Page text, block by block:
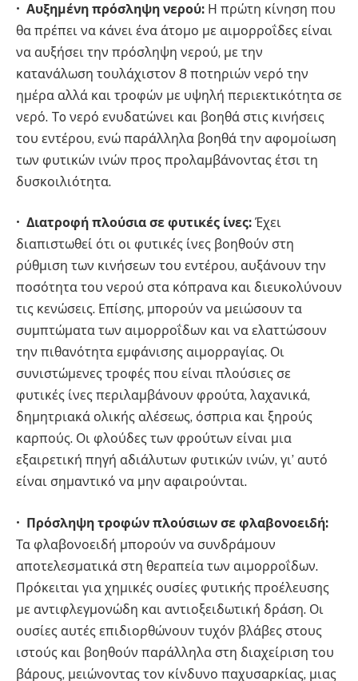
• Αυξημένη πρόσληψη νερού: Η πρώτη κίνηση που
θα πρέπει να κάνει ένα άτομο με αιμορροΐδες είναι
να αυξήσει την πρόσληψη νερού, με την
κατανάλωση τουλάχιστον 8 ποτηριών νερό την
ημέρα αλλά και τροφών με υψηλή περιεκτικότητα σε
νερό. To νερό ενυδατώνει και βοηθά στις κινήσεις
του εντέρου, ενώ παράλληλα βοηθά την αφομοίωση
των φυτικών ινών προς προλαμβάνοντας έτσι τη
δυσκοιλιότητα.
• Διατροφή πλούσια σε φυτικές ίνες: Έχει
διαπιστωθεί ότι οι φυτικές ίνες βοηθούν στη
ρύθμιση των κινήσεων του εντέρου, αυξάνουν την
ποσότητα του νερού στα κόπρανα και διευκολύνουν
τις κενώσεις. Επίσης, μπορούν να μειώσουν τα
συμπτώματα των αιμορροΐδων και να ελαττώσουν
την πιθανότητα εμφάνισης αιμορραγίας. Οι
συνιστώμενες τροφές που είναι πλούσιες σε
φυτικές ίνες περιλαμβάνουν φρούτα, λαχανικά,
δημητριακά ολικής αλέσεως, όσπρια και ξηρούς
καρπούς. Οι φλούδες των φρούτων είναι μια
εξαιρετική πηγή αδιάλυτων φυτικών ινών, γι’ αυτό
είναι σημαντικό να μην αφαιρούνται.
• Πρόσληψη τροφών πλούσιων σε φλαβονοειδή:
Τα φλαβονοειδή μπορούν να συνδράμουν
αποτελεσματικά στη θεραπεία των αιμορροΐδων.
Πρόκειται για χημικές ουσίες φυτικής προέλευσης
με αντιφλεγμονώδη και αντιοξειδωτική δράση. Οι
ουσίες αυτές επιδιορθώνουν τυχόν βλάβες στους
ιστούς και βοηθούν παράλληλα στη διαχείριση του
βάρους, μειώνοντας τον κίνδυνο παχυσαρκίας, μιας